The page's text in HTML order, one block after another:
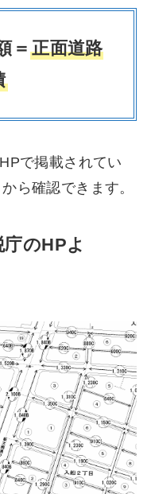
＝正面道路
で掲載されてい
ら確認できます。
庁のHPよ